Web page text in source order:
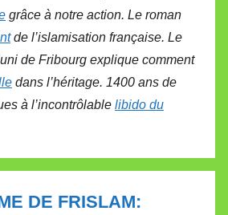
grâce à notre action. Le roman
de l’islamisation française. Le
de Fribourg explique comment
dans l’héritage. 1400 ans de
à l’incontrôlable libido du
DE FRISLAM: